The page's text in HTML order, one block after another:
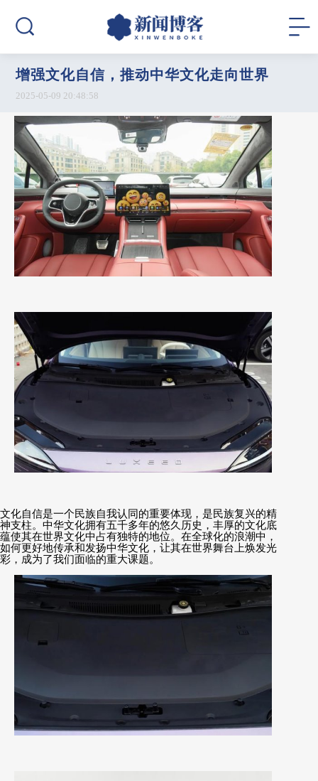
增强文化自信，推动中华文化走向世界
2025-05-09 20:48:58
文化自信是一个民族自我认同的重要体现，是民族复兴的精
神支柱。中华文化拥有五千多年的悠久历史，丰厚的文化底
蕴使其在世界文化中占有独特的地位。在全球化的浪潮中，
如何更好地传承和发扬中华文化，让其在世界舞台上焕发光
彩，成为了我们面临的重大课题。